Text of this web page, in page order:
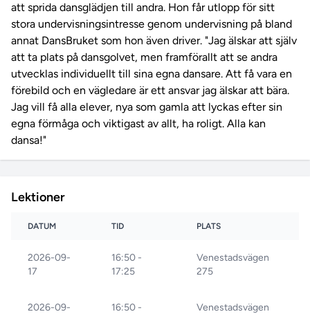
att sprida dansglädjen till andra. Hon får utlopp för sitt
stora undervisningsintresse genom undervisning på bland
annat DansBruket som hon även driver. "Jag älskar att själv
att ta plats på dansgolvet, men framförallt att se andra
utvecklas individuellt till sina egna dansare. Att få vara en
förebild och en vägledare är ett ansvar jag älskar att bära.
Jag vill få alla elever, nya som gamla att lyckas efter sin
egna förmåga och viktigast av allt, ha roligt. Alla kan
dansa!"
Lektioner
DATUM TID PLATS
2026-09-
17
16:50 -
17:25
Venestadsvägen
275
2026-09-
16:50 -
Venestadsvägen